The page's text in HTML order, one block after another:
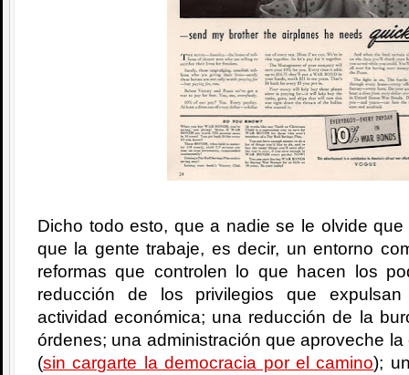
Dicho todo esto, que a nadie se le olvide
que la gente trabaje, es decir, un entorno
reformas que controlen lo que hacen los
reducción de los privilegios que
actividad económica; una reducción de la
órdenes; una administración que aproveche
(sin cargarte la democracia por el camino);